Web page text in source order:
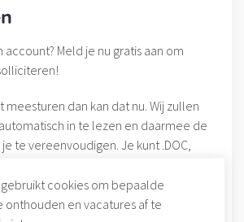
account? Meld je nu gratis aan om
meesturen dan kan dat nu. Wij zullen
in te lezen en daarmee de
te vereenvoudigen. Je kunt .DOC,
tekstcode in die je onderaan de
Je hoeft deze code niet in te vullen
gebruikt cookies om bepaalde
onthouden en vacatures af te